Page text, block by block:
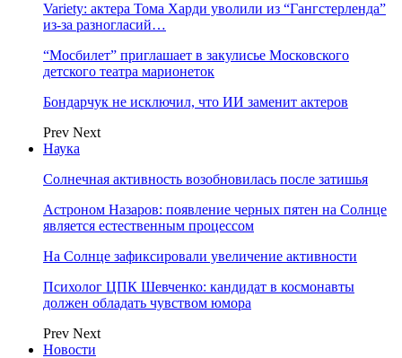
Variety: актера Тома Харди уволили из “Гангстерленда”
из-за разногласий…
“Мосбилет” приглашает в закулисье Московского
детского театра марионеток
Бондарчук не исключил, что ИИ заменит актеров
Prev Next
Наука
Солнечная активность возобновилась после затишья
Астроном Назаров: появление черных пятен на Солнце
является естественным процессом
На Солнце зафиксировали увеличение активности
Психолог ЦПК Шевченко: кандидат в космонавты
должен обладать чувством юмора
Prev Next
Новости